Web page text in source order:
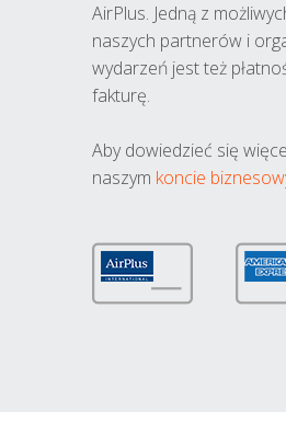
AirPlus. Jedną z
naszych partnerów i
wydarzeń jest też
fakturę.
Aby dowiedzieć się
naszym koncie